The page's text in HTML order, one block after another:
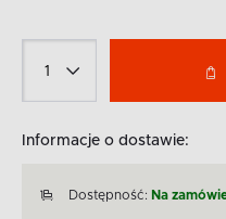
Informacje o dostawie:
Dostępność: Na